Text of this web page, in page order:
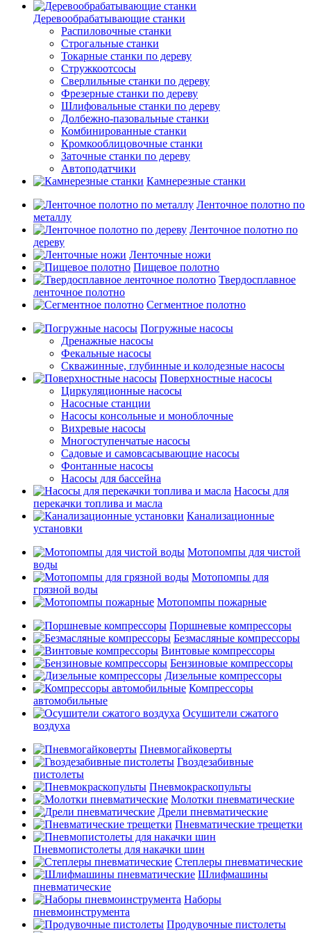
Деревообрабатывающие станки
Распиловочные станки
Строгальные станки
Токарные станки по дереву
Стружкоотсосы
Сверлильные станки по дереву
Фрезерные станки по дереву
Шлифовальные станки по дереву
Долбежно-пазовальные станки
Комбинированные станки
Кромкооблицовочные станки
Заточные станки по дереву
Автоподатчики
Камнерезные станки
Ленточное полотно по
металлу
Ленточное полотно по
дереву
Ленточные ножи
Пищевое полотно
Твердосплавное
ленточное полотно
Сегментное полотно
Погружные насосы
Дренажные насосы
Фекальные насосы
Скважинные, глубинные и колодезные насосы
Поверхностные насосы
Циркуляционные насосы
Насосные станции
Насосы консольные и моноблочные
Вихревые насосы
Многоступенчатые насосы
Садовые и самовсасывающие насосы
Фонтанные насосы
Насосы для бассейна
Насосы для
перекачки топлива и масла
Канализационные
установки
Мотопомпы для чистой
воды
Мотопомпы для
грязной воды
Мотопомпы пожарные
Поршневые компрессоры
Безмасляные компрессоры
Винтовые компрессоры
Бензиновые компрессоры
Дизельные компрессоры
Компрессоры
автомобильные
Осушители сжатого
воздуха
Пневмогайковерты
Гвоздезабивные
пистолеты
Пневмокраскопульты
Молотки пневматические
Дрели пневматические
Пневматические трещетки
Пневмопистолеты для накачки шин
Степлеры пневматические
Шлифмашины
пневматические
Наборы
пневмоинструмента
Продувочные пистолеты